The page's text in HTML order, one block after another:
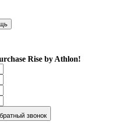
Rise by Athlon!
звонок